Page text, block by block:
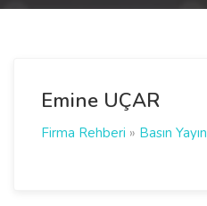
Emine UÇAR
Firma Rehberi » Basın Yayın